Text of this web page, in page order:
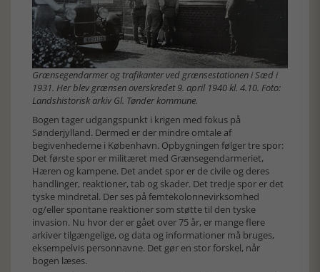
Grænsegendarmer og trafikanter ved grænsestationen i Sæd i
1931. Her blev grænsen overskredet 9. april 1940 kl. 4.10. Foto:
Landshistorisk arkiv Gl. Tønder kommune.
Bogen tager udgangspunkt i krigen med fokus på
Sønderjylland. Dermed er der mindre omtale af
begivenhederne i København. Opbygningen følger tre spor:
Det første spor er militæret med Grænsegendarmeriet,
Hæren og kampene. Det andet spor er de civile og deres
handlinger, reaktioner, tab og skader. Det tredje spor er det
tyske mindretal. Der ses på femtekolonnevirksomhed
og/eller spontane reaktioner som støtte til den tyske
invasion. Nu hvor der er gået over 75 år, er mange flere
arkiver tilgængelige, og data og informationer må bruges,
eksempelvis personnavne. Det gør en stor forskel, når
bogen læses.